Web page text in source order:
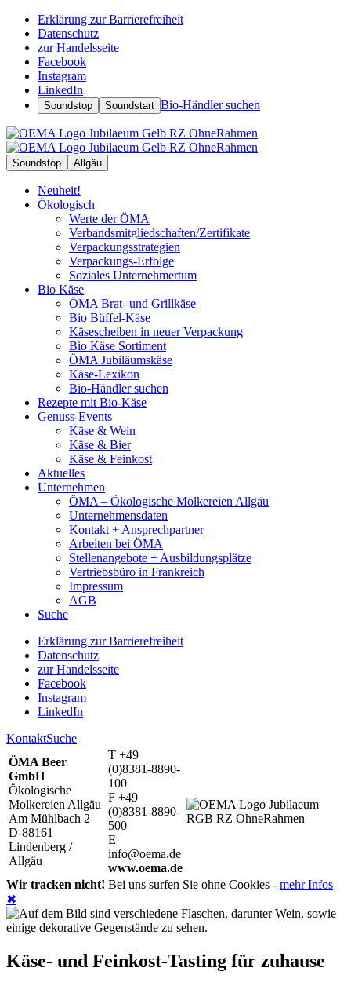
Erklärung zur Barrierefreiheit
Datenschutz
zur Handelsseite
Facebook
Instagram
LinkedIn
Soundstop Soundstart Bio-Händler suchen
Soundstop Allgäu
Neuheit!
Ökologisch
Werte der ÖMA
Verbandsmitgliedschaften/Zertifikate
Verpackungsstrategien
Verpackungs-Erfolge
Soziales Unternehmertum
Bio Käse
ÖMA Brat- und Grillkäse
Bio Büffel-Käse
Käsescheiben in neuer Verpackung
Bio Käse Sortiment
ÖMA Jubiläumskäse
Käse-Lexikon
Bio-Händler suchen
Rezepte mit Bio-Käse
Genuss-Events
Käse & Wein
Käse & Bier
Käse & Feinkost
Aktuelles
Unternehmen
ÖMA – Ökologische Molkereien Allgäu
Unternehmensdaten
Kontakt + Ansprechpartner
Arbeiten bei ÖMA
Stellenangebote + Ausbildungsplätze
Vertriebsbüro in Frankreich
Impressum
AGB
Suche
Erklärung zur Barrierefreiheit
Datenschutz
zur Handelsseite
Facebook
Instagram
LinkedIn
KontaktSuche
ÖMA Beer
GmbH
Ökologische
Molkereien Allgäu
Am Mühlbach 2
D-88161
Lindenberg /
Allgäu
T +49
(0)8381-8890-
100
F +49
(0)8381-8890-
500
E
info@oema.de
www.oema.de
Wir tracken nicht! Bei uns surfen Sie ohne Cookies - mehr Infos
✖
Käse- und Feinkost-Tasting für zuhause